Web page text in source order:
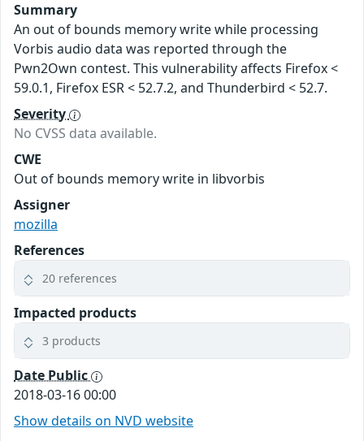
Summary
An out of bounds memory write while processing
Vorbis audio data was reported through the
Pwn2Own contest. This vulnerability affects Firefox <
59.0.1, Firefox ESR < 52.7.2, and Thunderbird < 52.7.
Severity
No CVSS data available.
CWE
Out of bounds memory write in libvorbis
Assigner
mozilla
References
20 references
Impacted products
3 products
Date Public
2018-03-16 00:00
Show details on NVD website